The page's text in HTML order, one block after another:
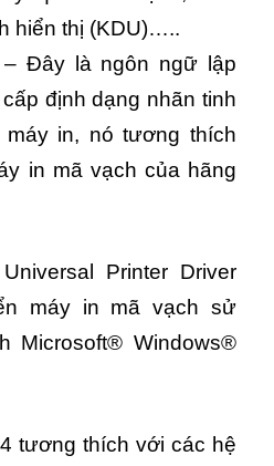
hiển thị (KDU)…..
Đây là ngôn ngữ lập
định dạng nhãn tinh
in, nó tương thích
in mã vạch của hãng
Printer Driver
máy in mã vạch sử
Microsoft® Windows®
tương thích với các hệ